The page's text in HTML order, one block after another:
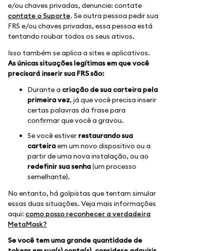
e/ou chaves privadas, denuncie: contate
contate o Suporte. Se outra pessoa pedir sua
FRS e/ou chaves privadas, essa pessoa está
tentando roubar todos os seus ativos.
Isso também se aplica a sites e aplicativos.
As únicas situações legítimas em que você
precisará inserir sua FRS são:
Durante a criação de sua carteira pela
primeira vez, já que você precisa inserir
certas palavras da frase para
confirmar que você a gravou.
Se você estiver restaurando sua
carteiraem um novo dispositivo ou a
partir de uma nova instalação, ou ao
redefinir sua senha(um processo
semelhante).
No entanto, há golpistas que tentam simular
essas duas situações. Veja mais informações
aqui: como posso reconhecer a verdadeira
MetaMask?
Se você tem uma grande quantidade de